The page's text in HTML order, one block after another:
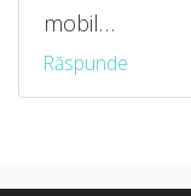
mobil…
Răspunde